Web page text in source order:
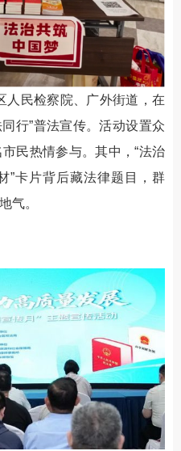
民检察院、广外街道，在
行”普法宣传。活动设置众
民热情参与。其中，“法治
”卡片背后藏法律题目，群
气。